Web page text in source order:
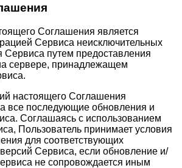
Соглашения является
Сервиса неисключительных
Сервиса путем предоставления
сервере, принадлежащем
настоящего Соглашения
все последующие обновления и
Соглашаясь с использованием
Пользователь принимает условия
для соответствующих
Сервиса, если обновление и/
не сопровождается иным